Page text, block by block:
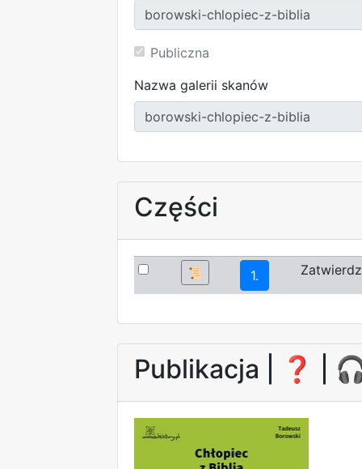
Publiczna
Nazwa galerii skanów
Części
📜 1.
Publikacja | ❓ |